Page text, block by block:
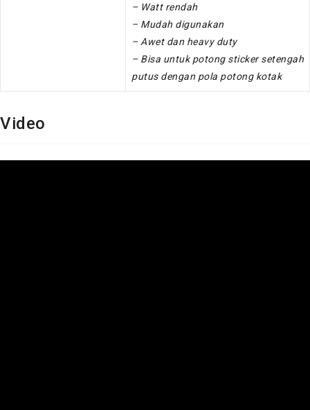
– Watt rendah
– Mudah digunakan
– Awet dan heavy duty
– Bisa untuk potong sticker setengah
putus dengan pola potong kotak
Video